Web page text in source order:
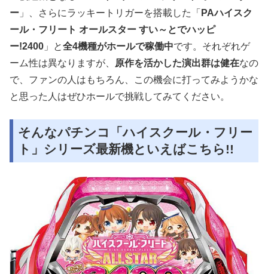
ー 」、さらにラッキートリガーを搭載した「 PAハイスク
ール・フリート オールスター すい～とでハッピ
ー!2400 」と全4機種がホールで稼働中です。それぞれゲ
ーム性は異なりますが、
原作を活かした演出群は健在なの
で、ファンの人はもちろん、この機会に打ってみようかな
と思った人はぜひホールで挑戦してみてください。
そんなパチンコ「ハイスクール・フリー
ト」シリーズ最新機といえばこちら!!